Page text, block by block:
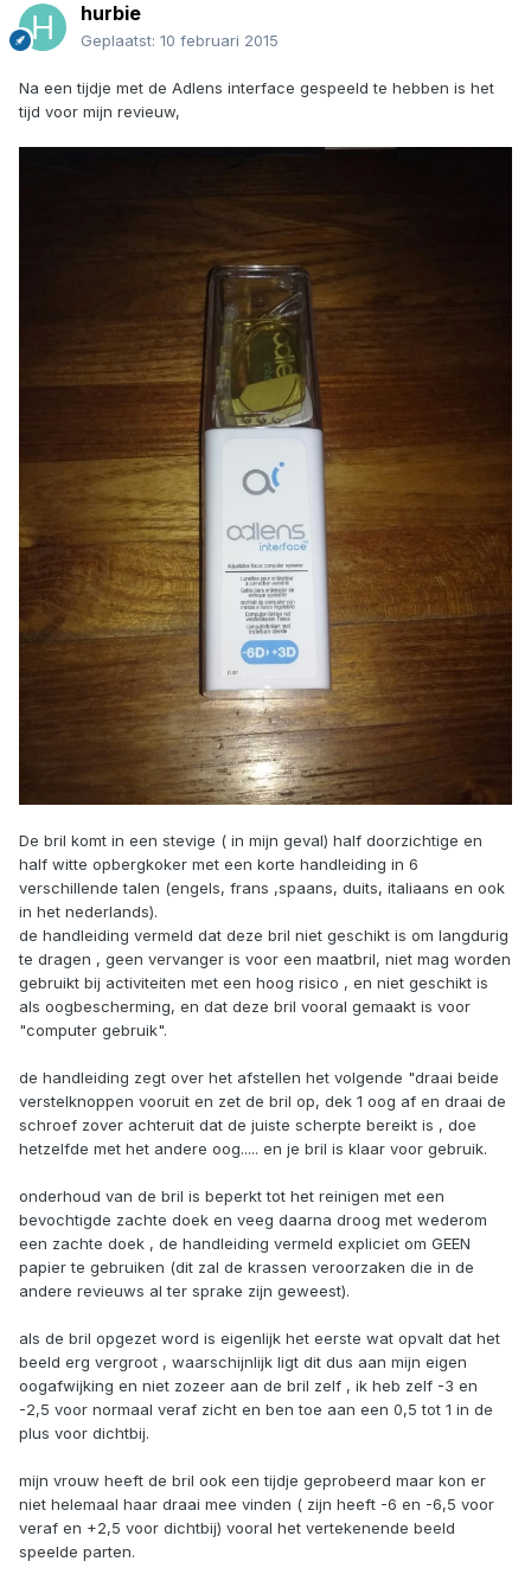
hurbie
Geplaatst: 10 februari 2015
Na een tijdje met de Adlens interface gespeeld te hebben is het
tijd voor mijn revieuw,
De bril komt in een stevige ( in mijn geval) half doorzichtige en
half witte opbergkoker met een korte handleiding in 6
verschillende talen (engels, frans ,spaans, duits, italiaans en ook
in het nederlands).
de handleiding vermeld dat deze bril niet geschikt is om langdurig
te dragen , geen vervanger is voor een maatbril, niet mag worden
gebruikt bij activiteiten met een hoog risico , en niet geschikt is
als oogbescherming, en dat deze bril vooral gemaakt is voor
"computer gebruik".
de handleiding zegt over het afstellen het volgende "draai beide
verstelknoppen vooruit en zet de bril op, dek 1 oog af en draai de
schroef zover achteruit dat de juiste scherpte bereikt is , doe
hetzelfde met het andere oog..... en je bril is klaar voor gebruik.
onderhoud van de bril is beperkt tot het reinigen met een
bevochtigde zachte doek en veeg daarna droog met wederom
een zachte doek , de handleiding vermeld expliciet om GEEN
papier te gebruiken (dit zal de krassen veroorzaken die in de
andere revieuws al ter sprake zijn geweest).
als de bril opgezet word is eigenlijk het eerste wat opvalt dat het
beeld erg vergroot , waarschijnlijk ligt dit dus aan mijn eigen
oogafwijking en niet zozeer aan de bril zelf , ik heb zelf -3 en
-2,5 voor normaal veraf zicht en ben toe aan een 0,5 tot 1 in de
plus voor dichtbij.
mijn vrouw heeft de bril ook een tijdje geprobeerd maar kon er
niet helemaal haar draai mee vinden ( zijn heeft -6 en -6,5 voor
veraf en +2,5 voor dichtbij) vooral het vertekenende beeld
speelde parten.